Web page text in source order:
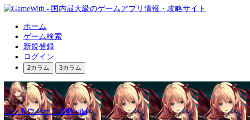
ホーム
ゲーム検索
新規登録
ログイン
2カラム 3カラム
シャドウバース攻略wiki